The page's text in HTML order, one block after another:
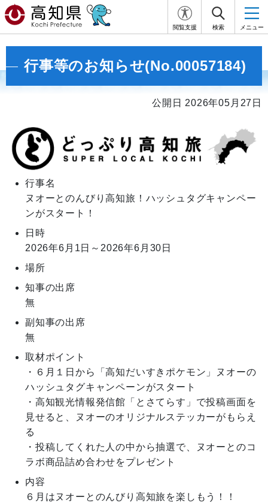
閲覧支援 検索 メニュー
行事等のお知らせ(No.00057184)
公開日 2026年05月27日
行事名
ヌオーとのんびり高知旅！ハッシュタグキャンペー
ンがスタート！
日時
2026年6月1日～2026年6月30日
場所
知事の出席
無
副知事の出席
無
取材ポイント
・６月１日から「高知だいすきポケモン」ヌオーの
ハッシュタグキャンペーンがスタート
・高知観光情報発信館「とさてらす」で投稿画面を
見せると、ヌオーのオリジナルステッカーがもらえ
る
・投稿してくれた人の中から抽選で、ヌオーとのコ
ラボ商品詰め合わせをプレゼント
内容
６月はヌオーとのんびり高知旅を楽しもう！！